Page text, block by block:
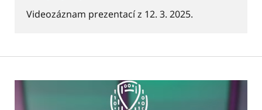
Videozáznam prezentací z 12. 3. 2025.